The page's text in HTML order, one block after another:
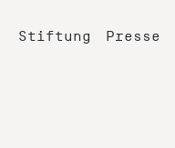
Stiftung Presse